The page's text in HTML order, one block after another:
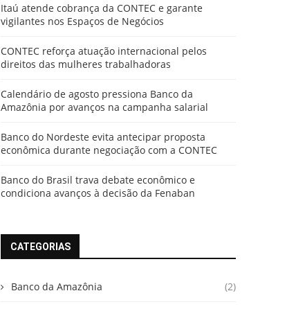
Itaú atende cobrança da CONTEC e garante
vigilantes nos Espaços de Negócios
CONTEC reforça atuação internacional pelos
direitos das mulheres trabalhadoras
Calendário de agosto pressiona Banco da
Amazônia por avanços na campanha salarial
Banco do Nordeste evita antecipar proposta
econômica durante negociação com a CONTEC
Banco do Brasil trava debate econômico e
condiciona avanços à decisão da Fenaban
CATEGORIAS
Banco da Amazônia (2)